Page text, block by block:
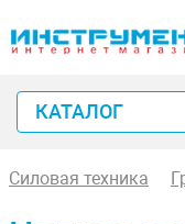
КАТАЛОГ
Силовая техника